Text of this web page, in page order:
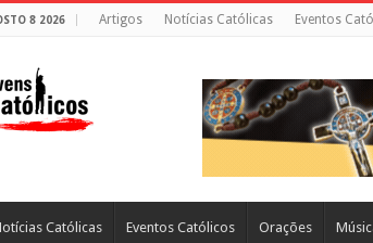
8 2026 Artigos Notícias Católicas Eventos
Católicas Eventos Católicos Orações